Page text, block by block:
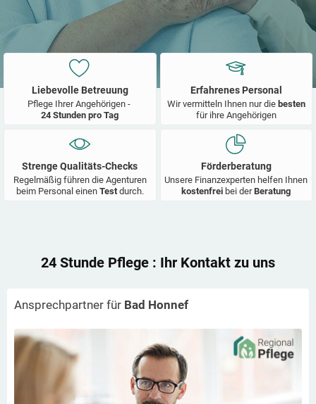
Liebevolle Betreuung
Pflege Ihrer Angehörigen -
24 Stunden pro Tag
Erfahrenes Personal
Wir vermitteln Ihnen nur die besten
für ihre Angehörigen
Strenge Qualitäts-Checks
Regelmäßig führen die Agenturen
beim Personal einen Test durch.
Förderberatung
Unsere Finanzexperten helfen Ihnen
kostenfrei bei derBeratung
24 Stunde Pflege : Ihr Kontakt zu uns
Ansprechpartner für Bad Honnef